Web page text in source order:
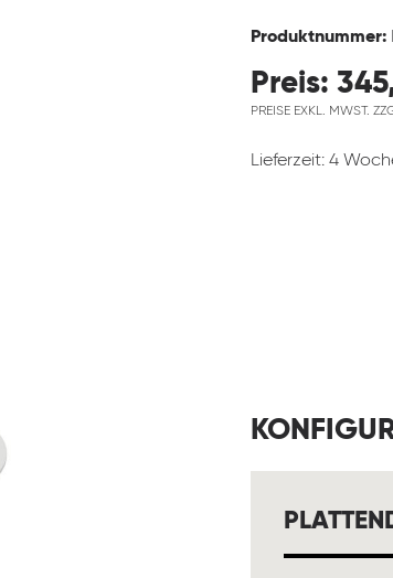
Produktnummer:
Preis:
PREISE EXKL. MWST.
Lieferzeit: 4